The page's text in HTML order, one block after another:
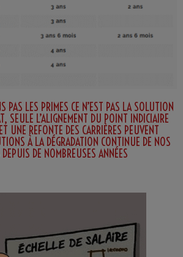
PAS LES PRIMES CE N’EST PAS LA SOLUTION
SEULE L’ALIGNEMENT DU POINT INDICIAIRE
UNE REFONTE DES CARRIÈRES PEUVENT
À LA DÉGRADATION CONTINUE DE NOS
DE NOMBREUSES ANNÉES